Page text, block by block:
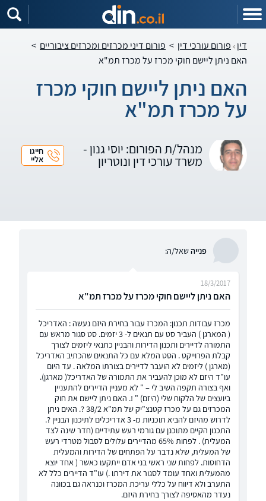
דין פורום עורכי דין > פורום דיני מכרזים ומכרזים ציבוריים >
האם ניתן ליישם חוקי מכרז על מכרז תמ"א
האם ניתן ליישם חוקי מכרז
על מכרז תמ"א
מנהל/ת הפורום: יוסי גנון -
משרד עורכי דין ונוטריון
חייגו
אליי
פנייהשאל/ה:
האם ניתן ליישם חוקי מכרז על מכרז תמ"א
18/3/2017
מכרז עבודות תכנון: המכרז עבור בחירת היזם נעשה : האדריכל
( המארגן ) העביר סט עם תנאים ל- 3 יזמים. סט סגור מראש עם
התמורה לדיירים ותכנון הדירות והבניין כתנאי ליזמים לצורך
קבלת הפרוייקט . הסט המלא עם כל התנאים שהכתיב האדריכל
(מארגן ) ליזמים לא הועבר לדיירים בצורתו המלאה . עד היום
עו"ד היזם לא מוכן להעביר את התמורה של האדריכל( מארגן).
ואף בצורה תקפה השיב לי – " לא מעניין הדיירים להתעניין
ביועצים של הלקוח שלי (היזם) " !. האם ניתן ליישם את חוק
המכרזים גם על מכרז קטנצ"יק של תמ"א 38/2 ?. האים ניתן
לדרוש מהיזם להביא תוכניות מ- 3 אדריכלים לתיכנון הבניין ?.
התכנון הקיים מתוכנן עם גורמי רעש עתידיים (חדר שינה לצד
המעלית) . לפחות 65% מהדיירים עלולים לסבול מטרדי רעש
של המעלית, שלא נדבר על הפתחים של הדירות והמעלית
הדחוסות. לפחות שני ראשי בני אדם ייתקעו כאשר ( אחד יוצא
מהמעלית ואחד עומד לסגור את דירתו .) עו"ד הדיירים כלל לא
התערב ולא דיווח על כללי עריכת המכרז וכנראה גם בכוונה
נעדר מהאסיפה לצורך בחירת היזם.